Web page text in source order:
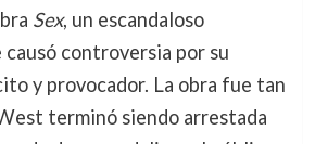
Sex, un escandaloso
controversia por su
y provocador. La obra fue tan
terminó siendo arrestada